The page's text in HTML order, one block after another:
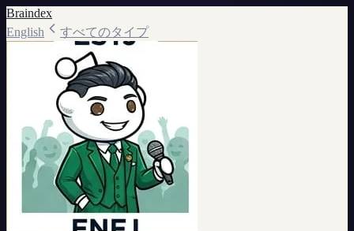
Braindex
English
すべてのタイプ